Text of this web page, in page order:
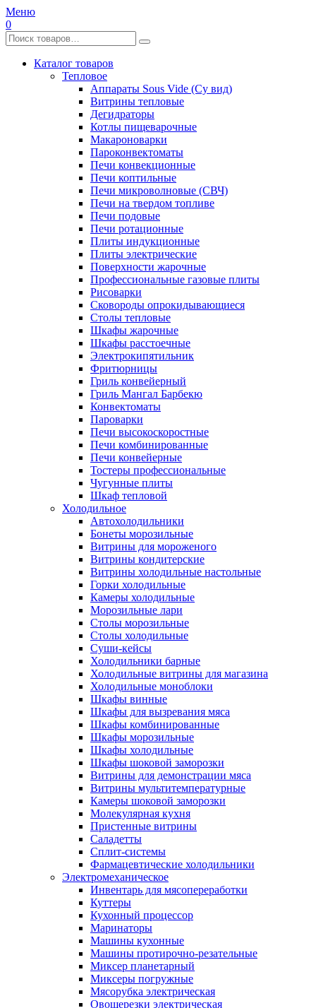
Меню
0
Каталог товаров
Тепловое
Аппараты Sous Vide (Су вид)
Витрины тепловые
Дегидраторы
Котлы пищеварочные
Макароноварки
Пароконвектоматы
Печи конвекционные
Печи коптильные
Печи микроволновые (СВЧ)
Печи на твердом топливе
Печи подовые
Печи ротационные
Плиты индукционные
Плиты электрические
Поверхности жарочные
Профессиональные газовые плиты
Рисоварки
Сковороды опрокидывающиеся
Столы тепловые
Шкафы жарочные
Шкафы расстоечные
Электрокипятильник
Фритюрницы
Гриль конвейерный
Гриль Мангал Барбекю
Конвектоматы
Пароварки
Печи высокоскоростные
Печи комбинированные
Печи конвейерные
Тостеры профессиональные
Чугунные плиты
Шкаф тепловой
Холодильное
Автохолодильники
Бонеты морозильные
Витрины для мороженого
Витрины кондитерские
Витрины холодильные настольные
Горки холодильные
Камеры холодильные
Морозильные лари
Столы морозильные
Столы холодильные
Суши-кейсы
Холодильники барные
Холодильные витрины для магазина
Холодильные моноблоки
Шкафы винные
Шкафы для вызревания мяса
Шкафы комбинированные
Шкафы морозильные
Шкафы холодильные
Шкафы шоковой заморозки
Витрины для демонстрации мяса
Витрины мультитемпературные
Камеры шоковой заморозки
Молекулярная кухня
Пристенные витрины
Саладетты
Сплит-системы
Фармацевтические холодильники
Электромеханическое
Инвентарь для мясопереработки
Куттеры
Кухонный процессор
Маринаторы
Машины кухонные
Машины протирочно-резательные
Миксер планетарный
Миксеры погружные
Мясорубка электрическая
Овощерезки электрическая